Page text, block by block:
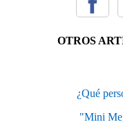
OTROS
¿Qué
"Mini